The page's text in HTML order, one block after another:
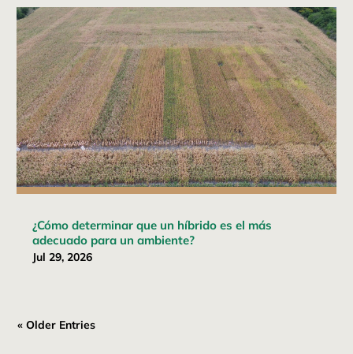
¿Cómo determinar que un híbrido es el más
adecuado para un ambiente?
Jul 29, 2026
« Older Entries